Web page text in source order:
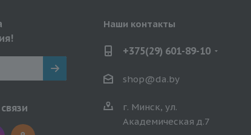
Наши контакты
+375(29) 601-89-10
shop@da.by
г. Минск, ул.
Академическая д.7